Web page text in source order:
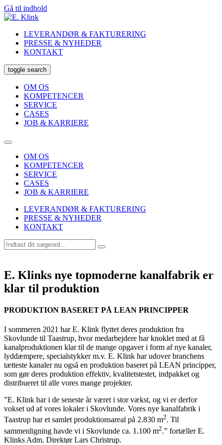
Gå til indhold
LEVERANDØR & FAKTURERING
PRESSE & NYHEDER
KONTAKT
toggle search
OM OS
KOMPETENCER
SERVICE
CASES
JOB & KARRIERE
OM OS
KOMPETENCER
SERVICE
CASES
JOB & KARRIERE
LEVERANDØR & FAKTURERING
PRESSE & NYHEDER
KONTAKT
E. Klinks nye topmoderne kanalfabrik er
klar til produktion
PRODUKTION BASERET PÅ LEAN PRINCIPPER
I sommeren 2021 har E. Klink flyttet deres produktion fra
Skovlunde til Taastrup, hvor medarbejdere har knoklet med at få
kanalproduktionen klar til de mange opgaver i form af nye kanaler,
lyddæmpere, specialstykker m.v. E. Klink har udover branchens
tætteste kanaler nu også en produktion baseret på LEAN principper,
som gør deres produktion effektiv, kvalitetstestet, indpakket og
distribueret til alle vores mange projekter.
”E. Klink har i de seneste år været i stor vækst, og vi er derfor
vokset ud af vores lokaler i Skovlunde. Vores nye kanalfabrik i
Taastrup har et samlet produktionsareal på 2.830 m2. Til
sammenligning havde vi i Skovlunde ca. 1.100 m2.” fortæller E.
Klinks Adm. Direktør Lars Christrup.